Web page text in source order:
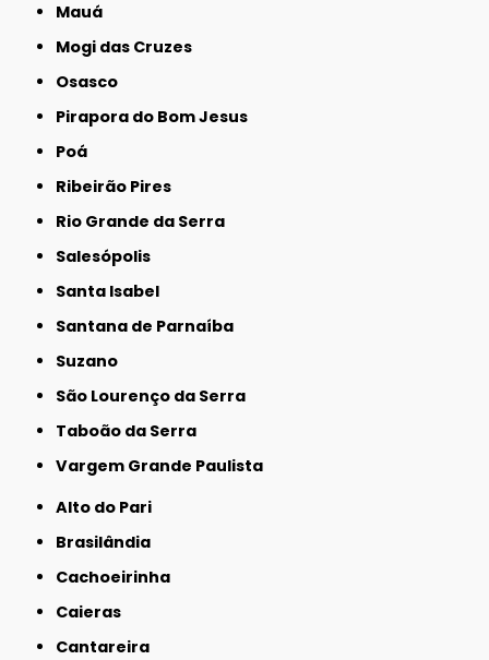
Mauá
Mogi das Cruzes
Osasco
Pirapora do Bom Jesus
Poá
Ribeirão Pires
Rio Grande da Serra
Salesópolis
Santa Isabel
Santana de Parnaíba
Suzano
São Lourenço da Serra
Taboão da Serra
Vargem Grande Paulista
Alto do Pari
Brasilândia
Cachoeirinha
Caieras
Cantareira